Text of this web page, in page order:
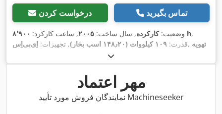
درخواست کردن تماس بگیرید
وضعیت:کارکرده, سال ساخت: ۲۰۰۵, ساعت کارکرد: ۸٬۹۰۰ h,
قدرت: ۱۰۹ کیلووات (۱۴۸٫۲۰ اسب بخار) , تجهیزات: اِی‌بی‌اِس‎, تهویه
مهر اعتماد
نمایندگان فروش مورد تأیید Machineseeker